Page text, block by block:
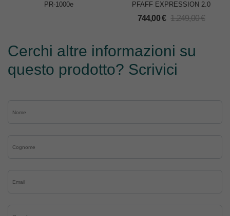
PR-1000e
PFAFF EXPRESSION 2.0
744,00€ 1.249,00€
Cerchi altre informazioni su
questo prodotto? Scrivici